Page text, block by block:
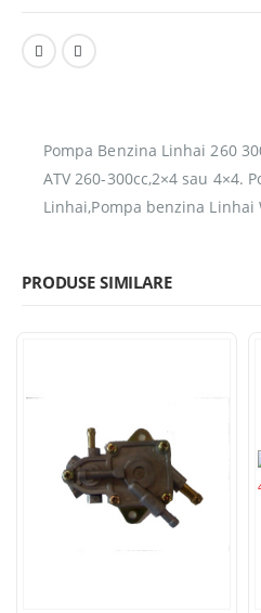
Pompa Benzina Linhai 260
ATV 260-300cc,2×4 sau 4×4.
Linhai,Pompa benzina
PRODUSE SIMILARE